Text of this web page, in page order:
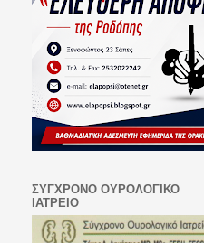
ΣΥΓΧΡΟΝΟ ΟΥΡΟΛΟΓΙΚΟ
ΙΑΤΡΕΙΟ